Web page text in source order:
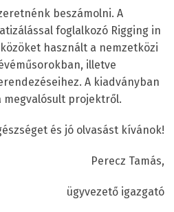
beszámolni. A
foglalkozó Rigging in
használt a nemzetközi
illetve
A kiadványban
megvalósult projektről.
és jó olvasást kívánok!
Perecz Tamás,
ügyvezető igazgató